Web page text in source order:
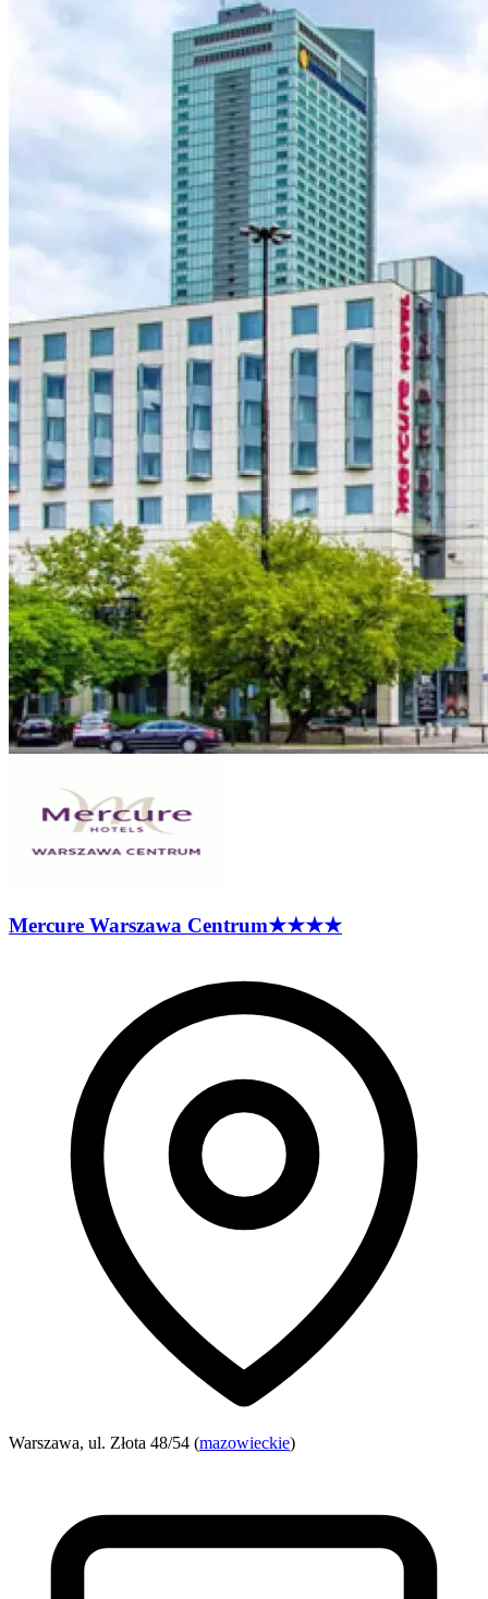
Mercure Warszawa Centrum★★★★
Warszawa, ul. Złota 48/54 (mazowieckie)